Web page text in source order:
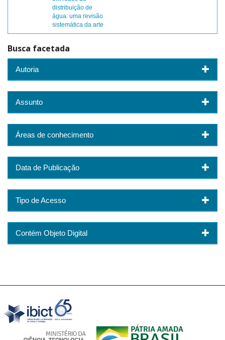
distribuição de
água: uma revisão
sistemática da arte
Busca facetada
Autoria
Assunto
Áreas de conhecimento
Data de Publicação
Tipo de Acesso
Contém Objeto Digital